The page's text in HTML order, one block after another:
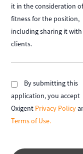
it in the consideration
fitness for the position,
including sharing it
clients.
By submitting this
application, you accept
Oxigent Privacy Policy
Terms of Use.